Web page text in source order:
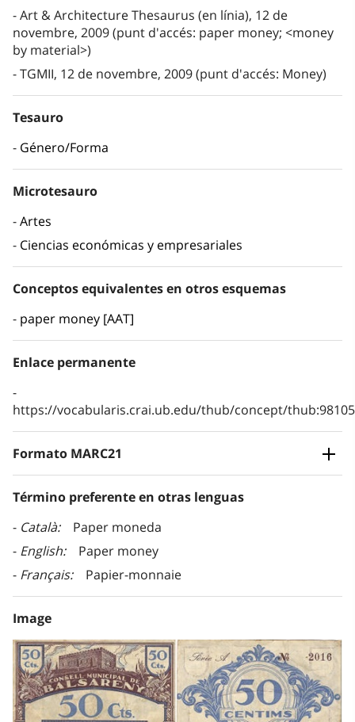
Art & Architecture Thesaurus (en línia), 12 de
novembre, 2009 (punt d'accés: paper money; <money
by material>)
TGMII, 12 de novembre, 2009 (punt d'accés: Money)
Tesauro
Género/Forma
Microtesauro
Artes
Ciencias económicas y empresariales
Conceptos equivalentes en otros esquemas
paper money [AAT]
Enlace permanente
https://vocabularis.crai.ub.edu/thub/concept/
Formato MARC21
Término preferente en otras lenguas
Català
Paper moneda
English
Paper money
Français
Papier-monnaie
Image